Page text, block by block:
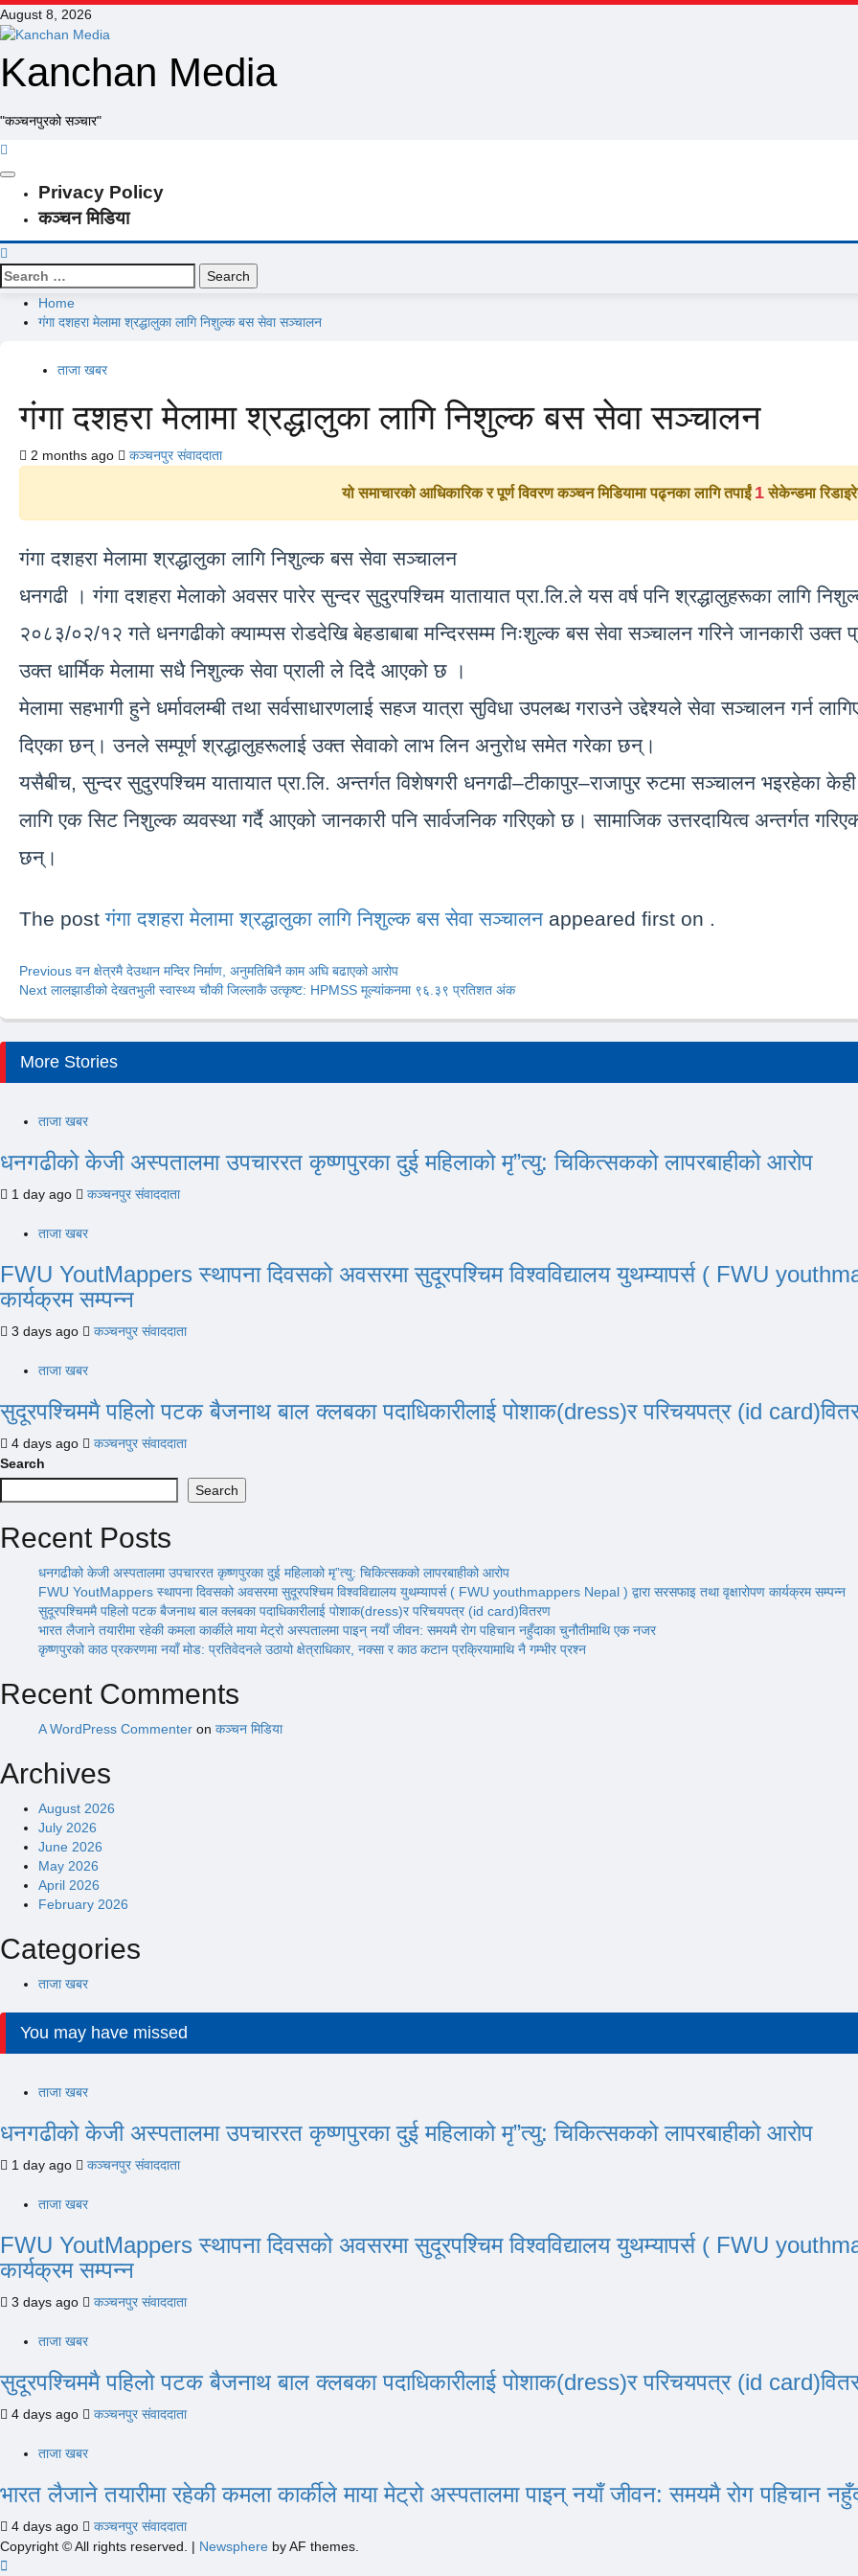
Skip
to
August 8, 2026
Kanchan Media
"कञ्चनपुरको सञ्चार"
Primary
MenuPrivacy Policy
कञ्चन मिडिया
Search
for:
Home
गंगा दशहरा मेलामा श्रद्धालुका लागि निशुल्क बस सेवा सञ्चालन
ताजा खबर
गंगा दशहरा मेलामा श्रद्धालुका लागि निशुल्क बस सेवा सञ्चालन
2 months ago कञ्चनपुर संवाददाता
यो समाचारको आधिकारिक र पूर्ण विवरण कञ्चन मिडियामा पढ्नका लागि तपाईं1सेकेन्डमा
गंगा दशहरा मेलामा श्रद्धालुका लागि निशुल्क बस सेवा सञ्चालन
धनगढी । गंगा दशहरा मेलाको अवसर पारेर सुन्दर सुदुरपश्चिम यातायात प्रा.लि.ले यस वर्ष पनि श्रद्धालुहरूका लागि
२०८३/०२/१२ गते धनगढीको क्याम्पस रोडदेखि बेहडाबाबा मन्दिरसम्म निःशुल्क बस सेवा सञ्चालन गरिने जानकारी उक्त
उक्त धार्मिक मेलामा सधै निशुल्क सेवा प्राली ले दिदै आएको छ ।
मेलामा सहभागी हुने धर्मावलम्बी तथा सर्वसाधारणलाई सहज यात्रा सुविधा उपलब्ध गराउने उद्देश्यले सेवा सञ्चालन गर्न
दिएका छन्। उनले सम्पूर्ण श्रद्धालुहरूलाई उक्त सेवाको लाभ लिन अनुरोध समेत गरेका छन्।
यसैबीच, सुन्दर सुदुरपश्चिम यातायात प्रा.लि. अन्तर्गत विशेषगरी धनगढी–टीकापुर–राजापुर रुटमा सञ्चालन भइरहेका
लागि एक सिट निशुल्क व्यवस्था गर्दै आएको जानकारी पनि सार्वजनिक गरिएको छ। सामाजिक उत्तरदायित्व अन्तर्गत
छन्।
The postगंगा दशहरा मेलामा श्रद्धालुका लागि निशुल्क बस सेवा सञ्चालनappeared first on .
Post
navigation
Previous वन क्षेत्रमै देउथान मन्दिर निर्माण, अनुमतिबिनै काम अघि बढाएको आरोप
Next लालझाडीको देखतभुली स्वास्थ्य चौकी जिल्लाकै उत्कृष्ट: HPMSS मूल्यांकनमा ९६.३९ प्रतिशत अंक
More Stories
ताजा खबर
धनगढीको केजी अस्पतालमा उपचाररत कृष्णपुरका दुई महिलाको मृ”त्यु: चिकित्सकको लापरबाहीको आरोप
1 day ago कञ्चनपुर संवाददाता
ताजा खबर
FWU YoutMappers स्थापना दिवसको अवसरमा सुदूरपश्चिम विश्वविद्यालय युथम्यापर्स ( FWU
कार्यक्रम सम्पन्न
3 days ago कञ्चनपुर संवाददाता
ताजा खबर
सुदूरपश्चिममै पहिलो पटक बैजनाथ बाल क्लबका पदाधिकारीलाई पोशाक(dress)र परिचयपत्र (id
4 days ago
कञ्चनपुर संवाददाता
Search
Search
Recent Posts
धनगढीको केजी अस्पतालमा उपचाररत कृष्णपुरका दुई महिलाको मृ”त्यु: चिकित्सकको लापरबाहीको आरोप
FWU YoutMappers स्थापना दिवसको अवसरमा सुदूरपश्चिम विश्वविद्यालय युथम्यापर्स ( FWU youthmappers Nepal ) द्वारा सरसफाइ तथा वृक्षारोपण कार्यक्रम सम्पन्न
सुदूरपश्चिममै पहिलो पटक बैजनाथ बाल क्लबका पदाधिकारीलाई पोशाक(dress)र परिचयपत्र (id card)वितरण
भारत लैजाने तयारीमा रहेकी कमला कार्कीले माया मेट्रो अस्पतालमा पाइन् नयाँ जीवन: समयमै रोग पहिचान नहुँदाका चुनौतीमाथि एक नजर
कृष्णपुरको काठ प्रकरणमा नयाँ मोड: प्रतिवेदनले उठायो क्षेत्राधिकार, नक्सा र काठ कटान प्रक्रियामाथि नै गम्भीर प्रश्न
Recent Comments
A WordPress Commenter on कञ्चन मिडिया
Archives
August 2026
July 2026
June 2026
May 2026
April 2026
February 2026
Categories
ताजा खबर
You may have missed
ताजा खबर
धनगढीको केजी अस्पतालमा उपचाररत कृष्णपुरका दुई महिलाको मृ”त्यु: चिकित्सकको लापरबाहीको आरोप
1 day ago कञ्चनपुर संवाददाता
ताजा खबर
FWU YoutMappers स्थापना दिवसको अवसरमा सुदूरपश्चिम विश्वविद्यालय युथम्यापर्स ( FWU
कार्यक्रम सम्पन्न
3 days ago कञ्चनपुर संवाददाता
ताजा खबर
सुदूरपश्चिममै पहिलो पटक बैजनाथ बाल क्लबका पदाधिकारीलाई पोशाक(dress)र परिचयपत्र (id
4 days ago कञ्चनपुर संवाददाता
ताजा खबर
भारत लैजाने तयारीमा रहेकी कमला कार्कीले माया मेट्रो अस्पतालमा पाइन् नयाँ जीवन: समयमै रोग पहिचान
4 days ago
कञ्चनपुर संवाददाता
Copyright © All rights reserved. | Newsphere by AF themes.